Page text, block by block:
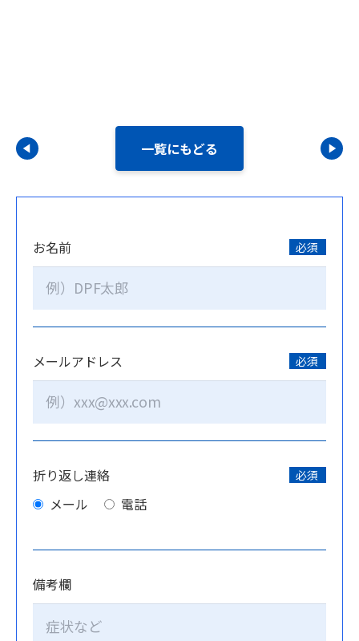
一覧にもどる
お名前 必須
メールアドレス 必須
折り返し連絡 必須
メール 電話
備考欄